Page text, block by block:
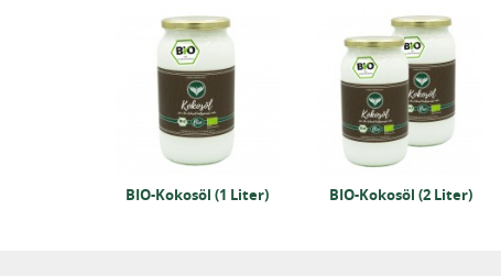
BIO-Kokosöl (1 Liter) BIO-Kokosöl (2 Liter)